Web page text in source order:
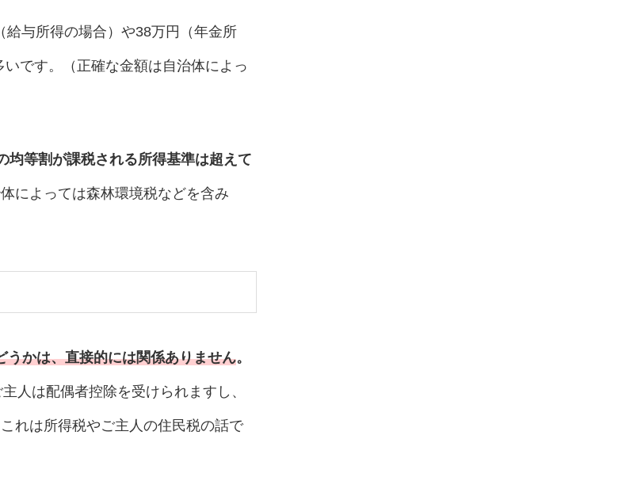
与所得の場合）や38万円（年金所
です。（正確な金額は自治体によっ
均等割が課税される所得基準は超えて
によっては森林環境税などを含み
かは、直接的には関係ありません。
人は配偶者控除を受けられますし、
れは所得税やご主人の住民税の話で